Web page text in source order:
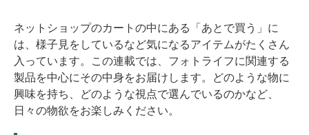
ネットショップのカートの中にある「あとで買う」に
は、様子見をしているなど気になるアイテムがたくさん
入っています。この連載では、フォトライフに関連する
製品を中心にその中身をお届けします。どのような物に
興味を持ち、どのような視点で選んでいるのかなど、
日々の物欲をお楽しみください。